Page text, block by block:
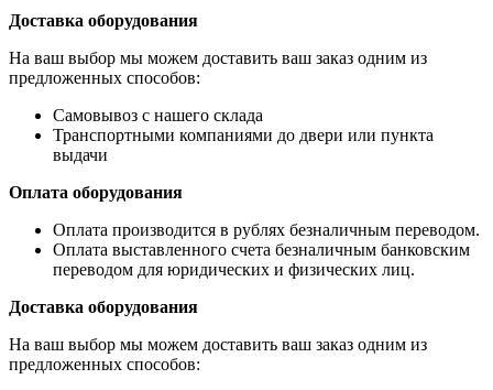
Доставка оборудования
На ваш выбор мы можем доставить ваш заказ одним из
предложенных способов:
Самовывоз с нашего склада
Транспортными компаниями до двери или пункта
выдачи
Оплата оборудования
Оплата производится в рублях безналичным переводом.
Оплата выставленного счета безналичным банковским
переводом для юридических и физических лиц.
Доставка оборудования
На ваш выбор мы можем доставить ваш заказ одним из
предложенных способов: